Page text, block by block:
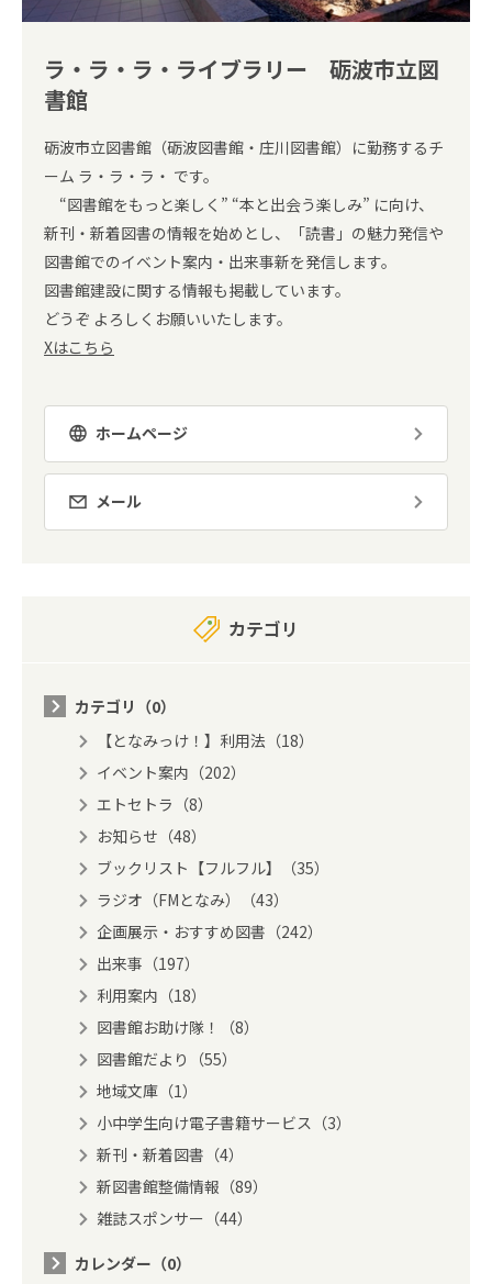
ラ・ラ・ラ・ライブラリー 砺波市立図
書館
砺波市立図書館（砺波図書館・庄川図書館）に勤務するチ
ーム ラ・ラ・ラ・ です。
“図書館をもっと楽しく” “本と出会う楽しみ” に向け、
新刊・新着図書の情報を始めとし、「読書」の魅力発信や
図書館でのイベント案内・出来事新を発信します。
図書館建設に関する情報も掲載しています。
どうぞ よろしくお願いいたします。
Xはこちら
ホームページ
メール
カテゴリ
カテゴリ（0）
【となみっけ！】利用法（18）
イベント案内（202）
エトセトラ（8）
お知らせ（48）
ブックリスト【フルフル】（35）
ラジオ（FMとなみ）（43）
企画展示・おすすめ図書（242）
出来事（197）
利用案内（18）
図書館お助け隊！（8）
図書館だより（55）
地域文庫（1）
小中学生向け電子書籍サービス（3）
新刊・新着図書（4）
新図書館整備情報（89）
雑誌スポンサー（44）
カレンダー（0）